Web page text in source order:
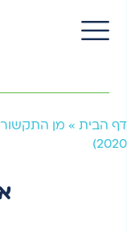
דף הבית » מן
2020)